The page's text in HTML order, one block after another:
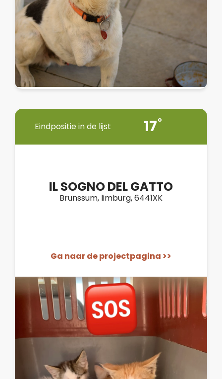
Eindpositie in de lijst 17
IL SOGNO DEL GATTO
Brunssum, limburg, 6441XK
Ga naar de projectpagina >>